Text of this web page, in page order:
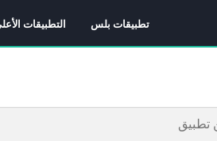
تطبيقات بلس التطبيقات